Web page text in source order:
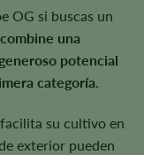
OG si buscas un
una
potencial
categoría.
su cultivo en
exterior pueden